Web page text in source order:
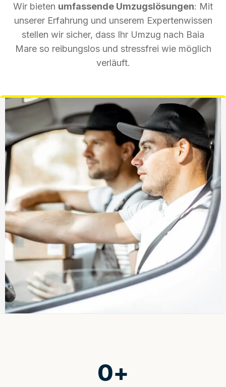
Wir bieten umfassende Umzugslösungen: Mit
unserer Erfahrung und unserem Expertenwissen
stellen wir sicher, dass Ihr Umzug nach Baia
Mare so reibungslos und stressfrei wie möglich
verläuft.
0+